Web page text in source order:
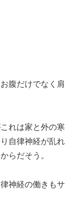
腹だけでなく肩
れは家と外の寒
自律神経が乱れ
らだそう。
神経の働きもサ